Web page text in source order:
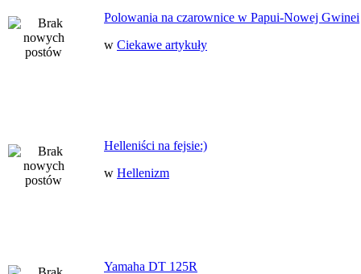
Polowania na czarownice w Papui-Nowej Gwinei
w Ciekawe artykuły
Helleniści na fejsie:)
w Hellenizm
Yamaha DT 125R